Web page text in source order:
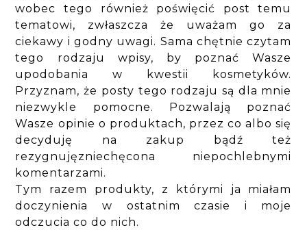
wobec tego również poświęcić post temu
tematowi, zwłaszcza że uważam go za
ciekawy i godny uwagi. Sama chętnie czytam
tego rodzaju wpisy, by poznać Wasze
upodobania w kwestii kosmetyków.
Przyznam, że posty tego rodzaju są dla mnie
niezwykle pomocne. Pozwalają poznać
Wasze opinie o produktach, przez co albo się
decyduję na zakup bądź też
rezygnujęzniechęcona niepochlebnymi
komentarzami.
Tym razem produkty, z którymi ja miałam
doczynienia w ostatnim czasie i moje
odczucia co do nich.